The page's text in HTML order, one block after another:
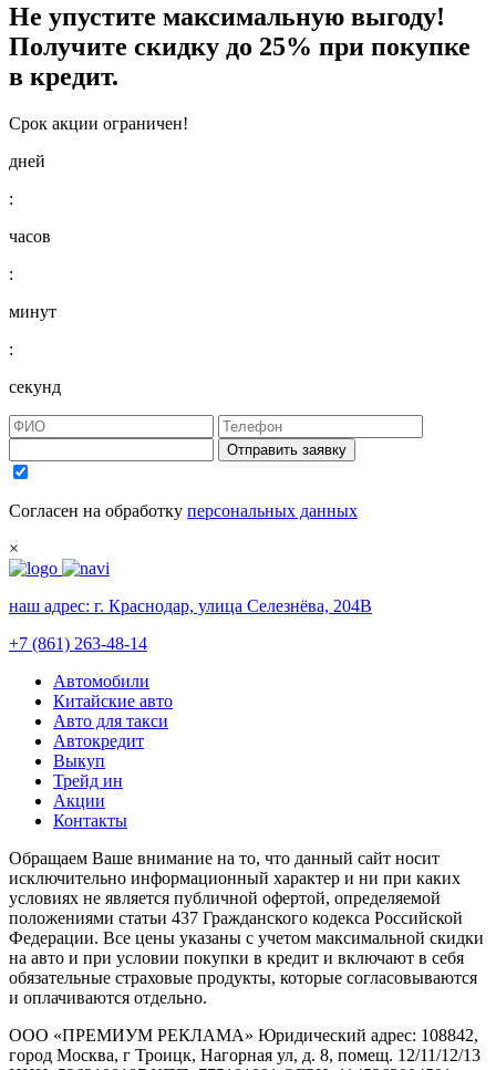
Не упустите максимальную выгоду!
Получите скидку до 25% при покупке
в кредит.
Срок акции ограничен!
дней
:
часов
:
минут
:
секунд
Отправить заявку
Согласен на обработку персональных данных
×
наш адрес: г. Краснодар, улица Селезнёва, 204В
+7 (861) 263-48-14
Автомобили
Китайские авто
Авто для такси
Автокредит
Выкуп
Трейд ин
Акции
Контакты
Обращаем Ваше внимание на то, что данный сайт носит
исключительно информационный характер и ни при каких
условиях не является публичной офертой, определяемой
положениями статьи 437 Гражданского кодекса Российской
Федерации. Все цены указаны с учетом максимальной скидки
на авто и при условии покупки в кредит и включают в себя
обязательные страховые продукты, которые согласовываются
и оплачиваются отдельно.
ООО «ПРЕМИУМ РЕКЛАМА» Юридический адрес: 108842,
город Москва, г Троицк, Нагорная ул, д. 8, помещ. 12/11/12/13